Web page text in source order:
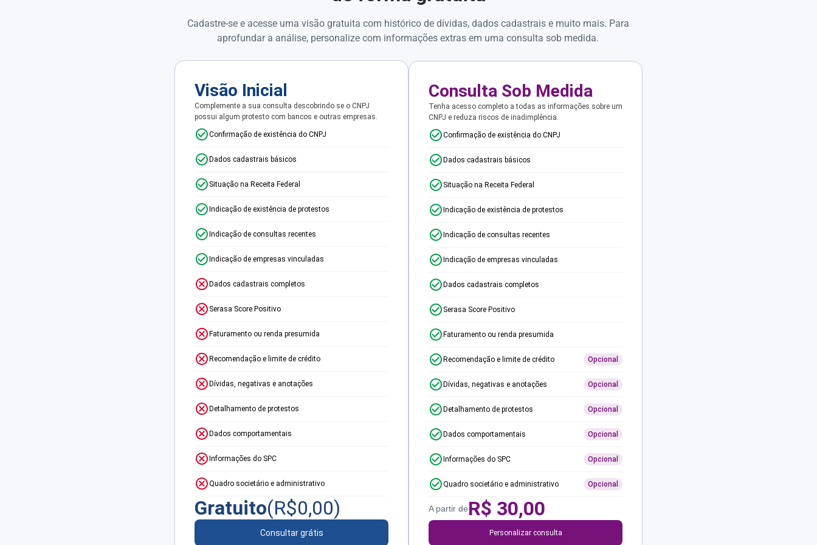
Cadastre-se e acesse uma visão gratuita com histórico de dívidas, dados cadastrais e muito mais. Para
aprofundar a análise, personalize com informações extras em uma consulta sob medida.
Visão Inicial
Complemente a sua consulta descobrindo se o CNPJ
possui algum protesto com bancos e outras empresas.
Confirmação de existência do CNPJ
Dados cadastrais básicos
Situação na Receita Federal
Indicação de existência de protestos
Indicação de consultas recentes
Indicação de empresas vinculadas
Dados cadastrais completos
Serasa Score Positivo
Faturamento ou renda presumida
Recomendação e limite de crédito
Dívidas, negativas e anotações
Detalhamento de protestos
Dados comportamentais
Informações do SPC
Quadro societário e administrativo
Gratuito(R$0,00)
Consultar grátis
Consulta Sob Medida
Tenha acesso completo a todas as informações sobre um
CNPJ e reduza riscos de inadimplência.
Confirmação de existência do CNPJ
Dados cadastrais básicos
Situação na Receita Federal
Indicação de existência de protestos
Indicação de consultas recentes
Indicação de empresas vinculadas
Dados cadastrais completos
Serasa Score Positivo
Faturamento ou renda presumida
Recomendação e limite de crédito Opcional
Dívidas, negativas e anotações Opcional
Detalhamento de protestos Opcional
Dados comportamentais Opcional
Informações do SPC Opcional
Quadro societário e administrativo Opcional
A partir deR$ 30,00
Personalizar consulta